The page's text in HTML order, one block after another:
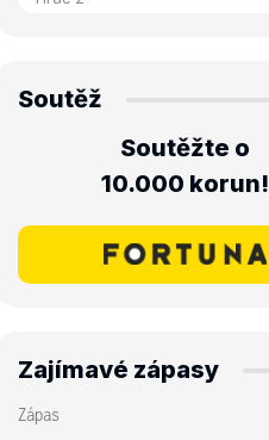
Soutěž
Soutěžte o
10.000 korun!
Zajímavé zápasy
Zápas